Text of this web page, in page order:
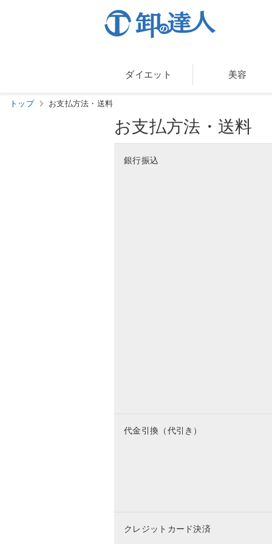
ダイエット 美容
トップ お支払方法・送料
お支払方法・送料
銀行振込
代金引換（代引き）
クレジットカード決済